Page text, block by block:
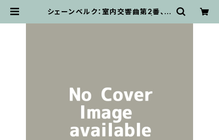
シェーンベルク：室内交響曲第2番、室